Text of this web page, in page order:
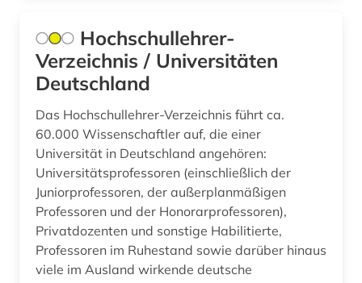
bildungswesen (2)
biografie (15)
biographie (10)
biologiestudium (1)
bodenfeuchte (1)
bonitätsprüfung (1)
bosnien und herzegowina (1)
Hochschullehrer-
Verzeichnis / Universitäten
Deutschland
Das Hochschullehrer-Verzeichnis führt ca.
60.000 Wissenschaftler auf, die einer
Universität in Deutschland angehören:
Universitätsprofessoren (einschließlich der
Juniorprofessoren, der außerplanmäßigen
Professoren und der Honorarprofessoren),
Privatdozenten und sonstige Habilitierte,
Professoren im Ruhestand sowie darüber hinaus
viele im Ausland wirkende deutsche